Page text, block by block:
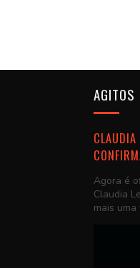
AGITOS
Agora é
Claudia
mais